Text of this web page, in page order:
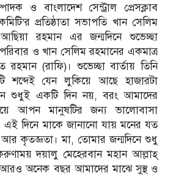
ও বাংলাদেশ সেন্ট্রাল প্রেসক্লাব
প্রতিষ্ঠাতা সভাপতি খান সেলিম
রহমান এর জন্মদিনে শুভেচ্ছা
ও খান সেলিম রহমানের একমাত্র
রহমান (রাফি)। শুভেচ্ছা বার্তায় তিনি
যেন লুকিয়ে আছে হাজারটা
শুধুই একটি দিন নয়, বরং আমাদের
আপন মানুষটির জন্য ভালোবাসা
এই দিনে মাকে জানানো যায় মনের যত
আর কৃতজ্ঞতা। মা, তোমার জন্মদিনে শুধু
দয়ালু মেহেরবান মহান আল্লাহ্
আরও অনেক বছর আমাদের মাঝে সুস্থ ও